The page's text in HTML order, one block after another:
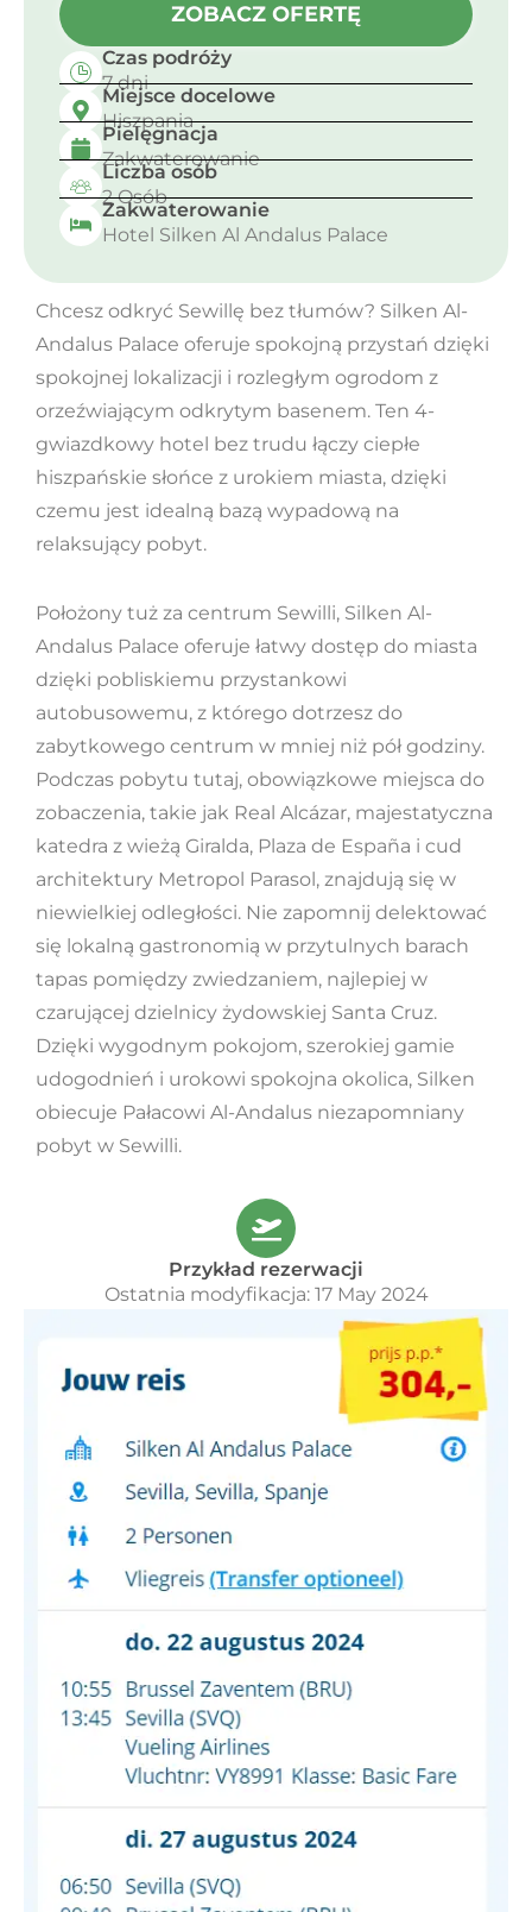
ZOBACZ OFERTĘ
Czas podróży
7 dni
Miejsce docelowe
Hiszpania
Pielęgnacja
Zakwaterowanie
Liczba osób
2 Osób
Zakwaterowanie
Hotel Silken Al Andalus Palace
Chcesz odkryć Sewillę bez tłumów? Silken Al-
Andalus Palace oferuje spokojną przystań dzięki
spokojnej lokalizacji i rozległym ogrodom z
orzeźwiającym odkrytym basenem. Ten 4-
gwiazdkowy hotel bez trudu łączy ciepłe
hiszpańskie słońce z urokiem miasta, dzięki
czemu jest idealną bazą wypadową na
relaksujący pobyt.
Położony tuż za centrum Sewilli, Silken Al-
Andalus Palace oferuje łatwy dostęp do miasta
dzięki pobliskiemu przystankowi
autobusowemu, z którego dotrzesz do
zabytkowego centrum w mniej niż pół godziny.
Podczas pobytu tutaj, obowiązkowe miejsca do
zobaczenia, takie jak Real Alcázar, majestatyczna
katedra z wieżą Giralda, Plaza de España i cud
architektury Metropol Parasol, znajdują się w
niewielkiej odległości. Nie zapomnij delektować
się lokalną gastronomią w przytulnych barach
tapas pomiędzy zwiedzaniem, najlepiej w
czarującej dzielnicy żydowskiej Santa Cruz.
Dzięki wygodnym pokojom, szerokiej gamie
udogodnień i urokowi spokojna okolica, Silken
obiecuje Pałacowi Al-Andalus niezapomniany
pobyt w Sewilli.
Przykład rezerwacji
Ostatnia modyfikacja: 17 May 2024